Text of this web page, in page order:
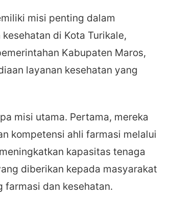
misi penting dalam
di Kota Turikale,
Kabupaten Maros,
layanan kesehatan yang
misi utama. Pertama, mereka
kompetensi ahli farmasi melalui
kapasitas tenaga
diberikan kepada masyarakat
farmasi dan kesehatan.